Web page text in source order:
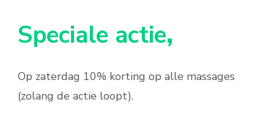
Speciale actie,
Op zaterdag 10% korting op alle massages
(zolang de actie loopt).